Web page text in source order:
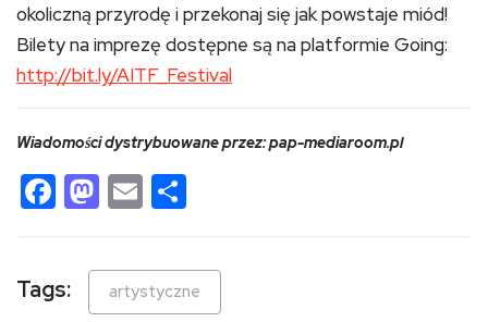
okoliczną przyrodę i przekonaj się jak powstaje miód!
Bilety na imprezę dostępne są na platformie Going:
http://bit.ly/AITF_Festival
Wiadomości dystrybuowane przez: pap-mediaroom.pl
Facebook
Mastodon
Email
Tags: artystyczne